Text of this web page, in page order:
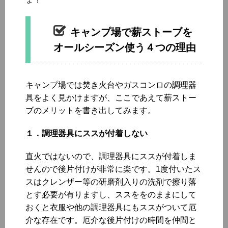
キャンプ場で薪ストーブを
オールシーズン使う４つの理由
キャンプ場では焚き火台やガスコンロの調理器
具をよく見かけますが、ここであえて薪ストー
ブのメリットを書き出してみます。
１．調理器具にススが付着しない
直火ではないので、調理器具にススが付着しま
せんので後片付けが非常に楽です。1度付いたス
スはクレンザー等の研磨剤入りの洗剤で擦り落
とす必要が有りますし、ススををのままにして
おくと衣服や他の調理器具にもススがついて厄
介な存在です。厄介な後片付けの時間を仲間と